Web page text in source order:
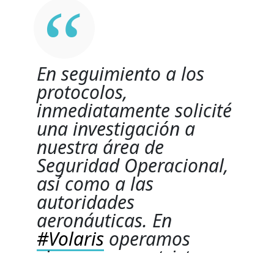
En seguimiento a los
protocolos,
inmediatamente solicité
una investigación a
nuestra área de
Seguridad Operacional,
así como a las
autoridades
aeronáuticas. En
#Volaris operamos